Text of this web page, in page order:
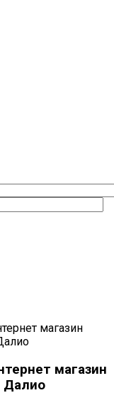
магазин
Далио